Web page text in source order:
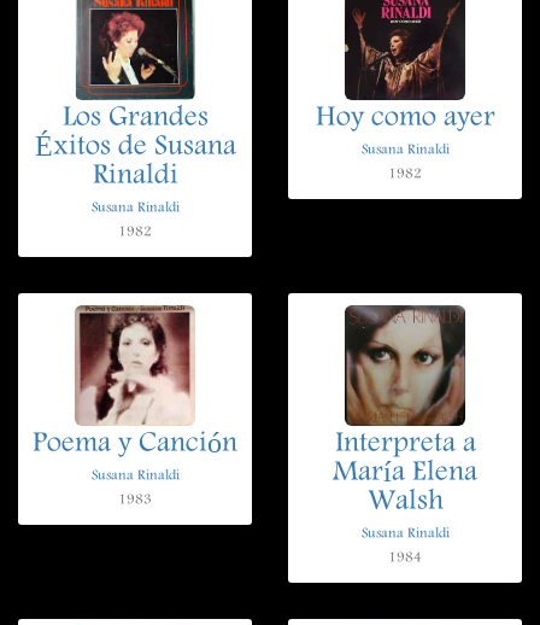
Los Grandes
Éxitos de Susana
Rinaldi
Susana Rinaldi
1982
Hoy como ayer
Susana Rinaldi
1982
Poema y Canción
Susana Rinaldi
1983
Interpreta a
María Elena
Walsh
Susana Rinaldi
1984